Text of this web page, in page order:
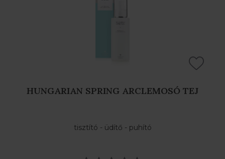
HUNGARIAN SPRING ARCLEMOSÓ TEJ
tisztító - üdítő - puhító